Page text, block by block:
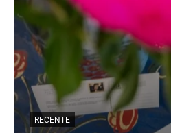
RECENTE